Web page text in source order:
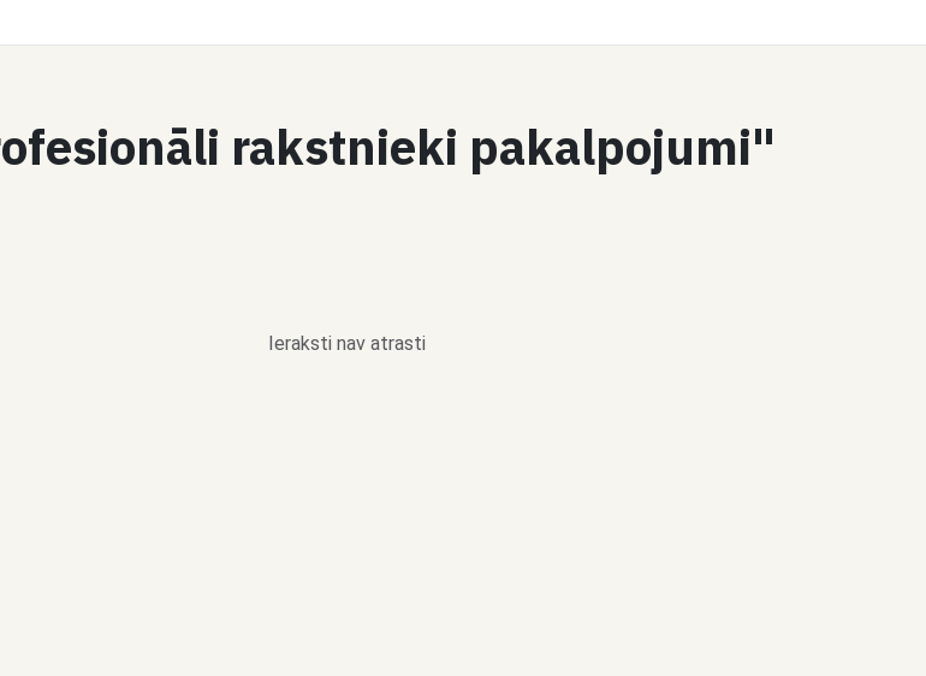
rakstnieki pakalpojumi"
Ieraksti nav atrasti